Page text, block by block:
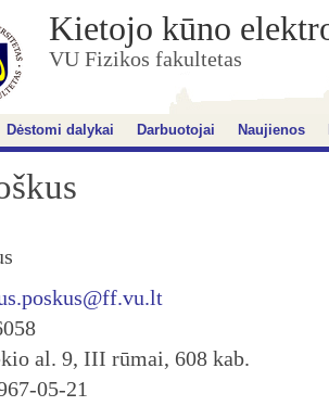
Kietojo kūno
VU Fizikos fakultetas
Dėstomi dalykai Darbuotojai Naujienos
al. 9, III rūmai, 608 kab.
05-21